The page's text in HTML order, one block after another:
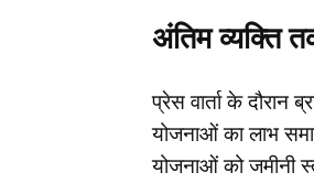
अंतिम व्यक्ति
प्रेस वार्ता के
योजनाओं का लाभ
योजनाओं को जमीनी